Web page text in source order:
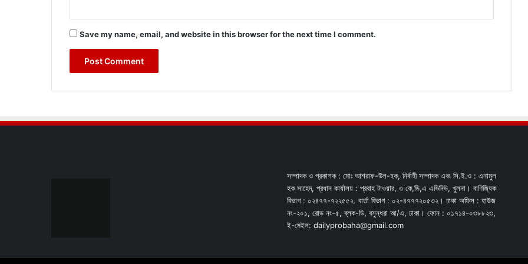
Save my name, email, and website in this browser for the next time I comment.
সম্পাদক ও প্রকাশক : মোঃ আশরাফ-উল-হক, নির্বাহী সম্পাদক এবং সি.ই.ও : এনামুল
হক সাহেদ, প্রধান কার্যালয় : প্রবাহ টাওয়ার, ৩ কে,ডি,এ এভিনিউ, খুলনা। বাণিজ্যিক
বিভাগ : ০২৪৭৭-৭২২৫৫২. বার্তা বিভাগ : ০২-৪৭৭৭২০৫৩২। ঢাকা অফিস : হাউজ
নং-২০১, রোড নং-৫, ব্লক-ডি, বসুন্ধরা আ/এ, ঢাকা। ফোন : ০১৭১৪-০৩৮৮২৩,
ই-মেইল: dailyprobaha@gmail.com